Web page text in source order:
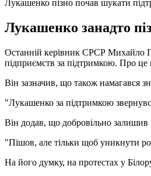
Лукашенко пізно почав шукати
Лукашенко занадто
Останній керівник СРСР Михайло
підприємств за підтримкою. Про це
Він зазначив, що також намагався
"Лукашенко за підтримкою
Він додав, що добровільно
"Пішов, але тільки щоб уникнути
На його думку, на протестах у